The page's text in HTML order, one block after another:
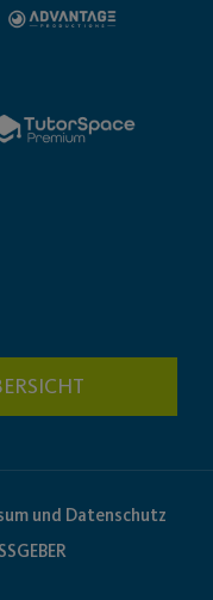
und Datenschutz